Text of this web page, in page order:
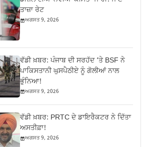
ਤਾਜ਼ਾ ਰੇਟ
ਅਗਸਤ 9, 2026
ਵੱਡੀ ਖ਼ਬਰ: ਪੰਜਾਬ ਦੀ ਸਰਹੱਦ ‘ਤੇ BSF ਨੇ
ਪਾਕਿਸਤਾਨੀ ਘੁਸਪੈਠੀਏ ਨੂੰ ਗੋਲੀਆਂ ਨਾਲ
ਭੁੰਨਿਆ!
ਅਗਸਤ 9, 2026
ਵੱਡੀ ਖ਼ਬਰ: PRTC ਦੇ ਡਾਇਰੈਕਟਰ ਨੇ ਦਿੱਤਾ
ਅਸਤੀਫ਼ਾ!
ਅਗਸਤ 9, 2026